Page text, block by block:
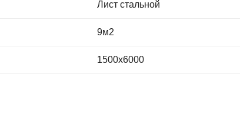
Лист стальной
9м2
1500х6000